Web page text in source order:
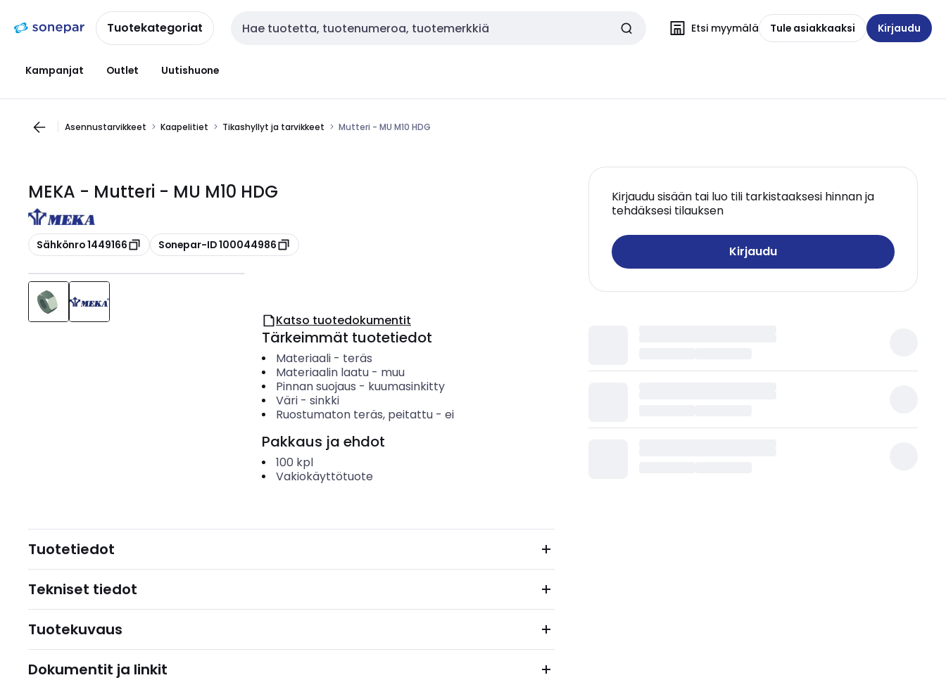
navigointiinsisältöönTuotekategoriat Haku Etsi myymälä Tule asiakkaaksi Kirjaudu
Kampanjat Outlet Uutishuone
Asennustarvikkeet Kaapelitiet Tikashyllyt ja tarvikkeet Mutteri - MU M10 HDG
MEKA - Mutteri - MU M10 HDG
Kopioi
Sähkönro 1449166 Kopioi
Sonepar-ID 100044986
Kirjaudu sisään tai luo tili tarkistaaksesi hinnan ja
tehdäksesi tilauksen
Kirjaudu
Katso tuotedokumentit
Tärkeimmät tuotetiedot
Materiaali- teräs
Materiaalin laatu- muu
Pinnan suojaus - kuumasinkitty
Väri- sinkki
Ruostumaton teräs, peitattu- ei
Pakkaus ja ehdot
100 kpl
Vakiokäyttötuote
Tuotetiedot
Tekniset tiedot
Tuotekuvaus
Dokumentit ja linkit